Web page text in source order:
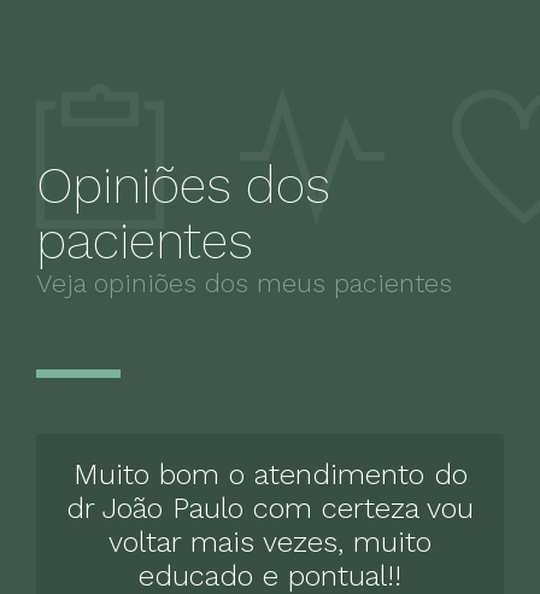
Opiniões dos
pacientes
Veja opiniões dos meus pacientes
Muito bom o atendimento do
dr João Paulo com certeza vou
voltar mais vezes, muito
educado e pontual!!